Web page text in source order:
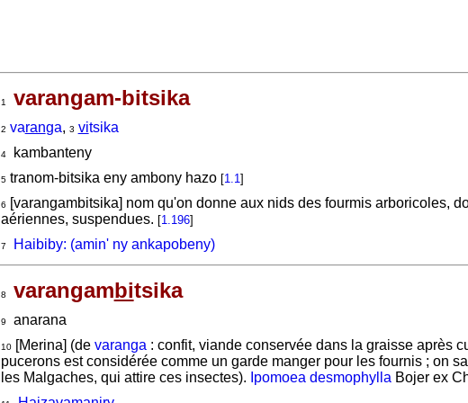
1 varangam-bitsika
2 varanga, 3 vitsika
4kambanteny
5tranom-bitsika eny ambony hazo [1.1]
6
[varangambitsika] nom qu'on donne aux nids des fourmis arboricoles,
aériennes, suspendues. [1.196]
7 Haibiby: (amin' ny ankapobeny)
8 varangambitsika
9
anarana
10[Merina] (de varanga : confit, viande conservée dans la graisse après
pucerons est considérée comme un garde manger pour les fournis ; on
les Malgaches, qui attire ces insectes). Ipomoea desmophylla Bojer ex